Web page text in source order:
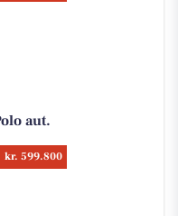
aut.
kr. 599.800